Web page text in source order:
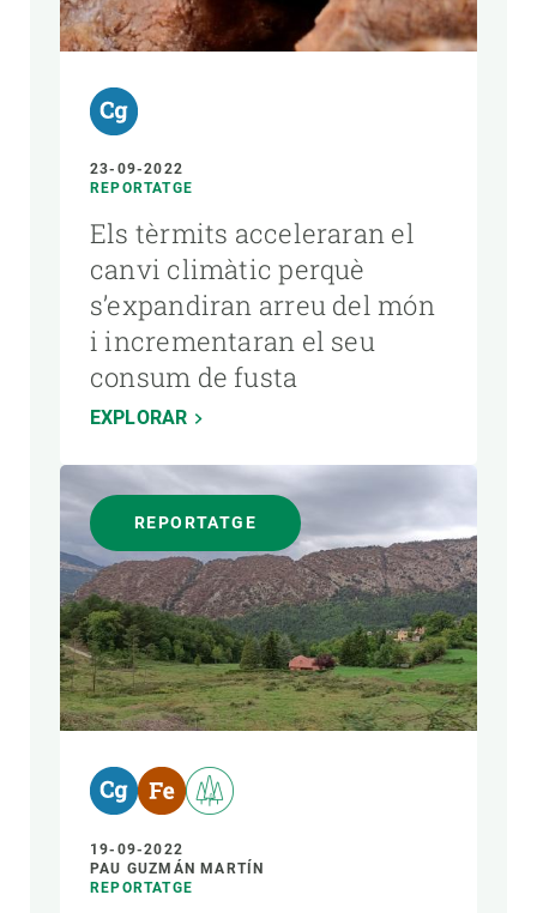
23-09-2022
REPORTATGE
Els tèrmits acceleraran el
canvi climàtic perquè
s’expandiran arreu del món
i incrementaran el seu
consum de fusta
EXPLORAR
REPORTATGE
19-09-2022
PAU GUZMÁN MARTÍN
REPORTATGE